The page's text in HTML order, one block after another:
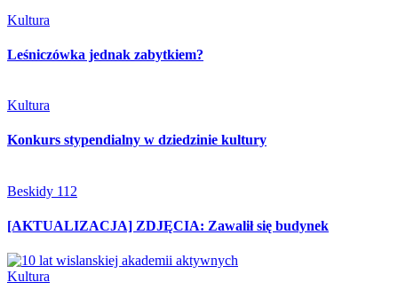
Kultura
Leśniczówka jednak zabytkiem?
Kultura
Konkurs stypendialny w dziedzinie kultury
Beskidy 112
[AKTUALIZACJA] ZDJĘCIA: Zawalił się budynek
Kultura